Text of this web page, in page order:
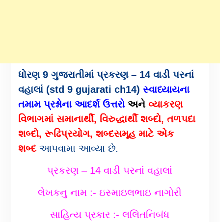
ધોરણ 9 ગુજરાતીમાં પ્રકરણ – 14 વાડી પરનાં
વહાલાં (std 9 gujarati ch14) સ્વાધ્યાયના
તમામ પ્રશ્નોના આદર્શ ઉત્તરો અનેવ્યાકરણ
વિભાગમાં સમાનાર્થી, વિરુદ્ધાર્થી શબ્દો, તળપદા
શબ્દો, રૂઢિપ્રયોગ, શબ્દસમૂહ માટે એક
શબ્દઆપવામા આવ્યા છે.
પ્રકરણ – 14 વાડી પરનાં વહાલાં
લેખકનુ નામ :- ઇસ્માઇલભાઇ નાગોરી
સાહિત્ય પ્રકાર :- લલિતનિબંધ